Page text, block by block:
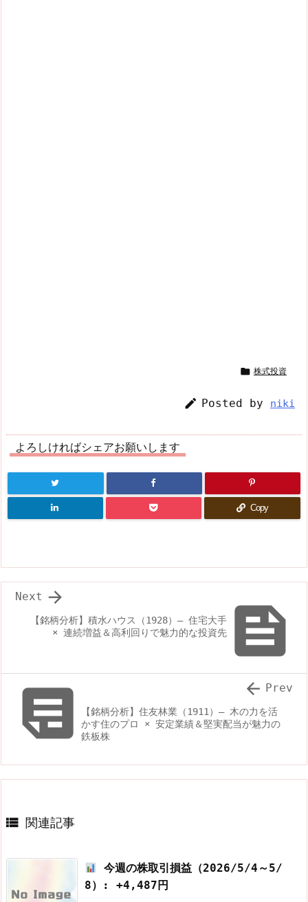
 株式投資
 Posted by niki
よろしければシェアお願いします
Copy

【銘柄分析】積水ハウス（1928）— 住宅大手
× 連続増益＆高利回りで魅力的な投資先

Next
 【銘柄分析】住友林業（1911）— 木の力を活
かす住のプロ × 安定業績＆堅実配当が魅力の
鉄板株
 Prev
 関連記事
今週の株取引損益（2026/5/4～5/
8）: +4,487円